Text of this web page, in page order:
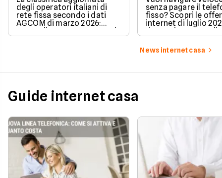
degli operatori italiani di
rete fissa secondo i dati
AGCOM di marzo 2026:
quote di mercato, sorpassi
e new entry.
senza pagare il
fisso? Scopri le
internet di luglio
risparmiare e
tariffa perfetta per
News internet casa
Guide internet casa